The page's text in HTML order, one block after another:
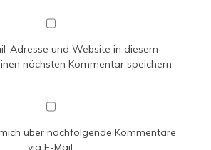
Adresse und Website in diesem
nächsten Kommentar speichern.
über nachfolgende Kommentare
via E-Mail.